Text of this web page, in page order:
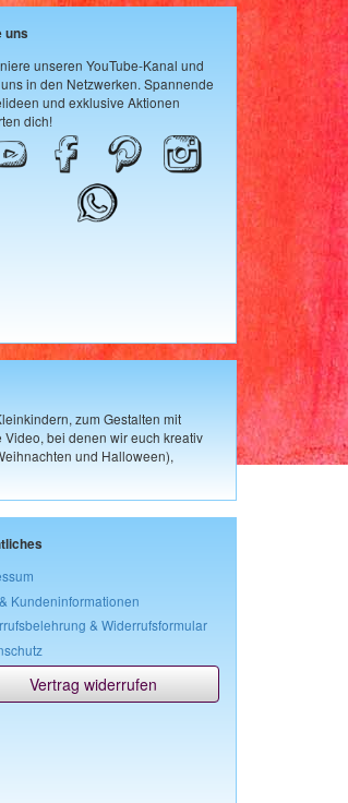
uns
unseren YouTube-Kanal und
in den Netzwerken. Spannende
und exklusive Aktionen
dich!
zum Gestalten mit
bei denen wir euch kreativ
und Halloween),
Kundeninformationen
& Widerrufsformular
Vertrag widerrufen